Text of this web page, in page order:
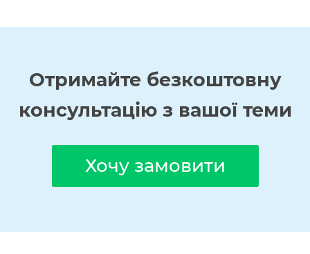
Отримайте безкоштовну
консультацію з вашої теми
Хочу замовити